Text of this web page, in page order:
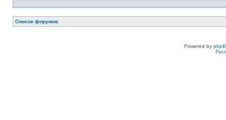
Список форумов
Powered by